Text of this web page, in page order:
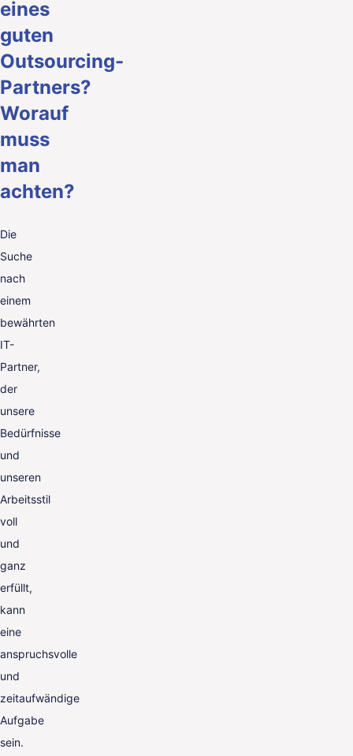
eines
guten
Outsourcing-
Partners?
Worauf
muss
man
achten?
Die
Suche
nach
einem
bewährten
IT-
Partner,
der
unsere
Bedürfnisse
und
unseren
Arbeitsstil
voll
und
ganz
erfüllt,
kann
eine
anspruchsvolle
und
zeitaufwändige
Aufgabe
sein.